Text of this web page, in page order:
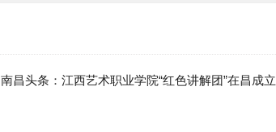
南昌头条：江西艺术职业学院“红色讲解团”在昌成立